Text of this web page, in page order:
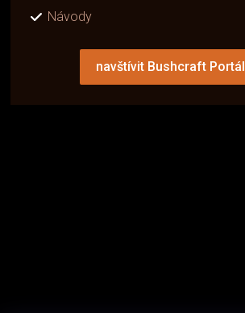
Návody
navštívit Bushcraft Portál